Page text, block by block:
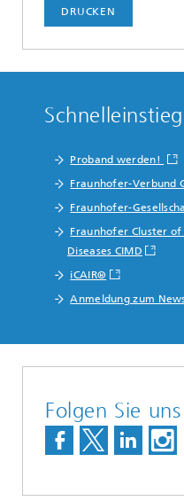
DRUCKEN
Schnelleinstieg
Proband werden!
Fraunhofer-Verbund
Fraunhofer-
Fraunhofer Cluster
Diseases CIMD
iCAIR®
Anmeldung zum
Folgen Sie uns